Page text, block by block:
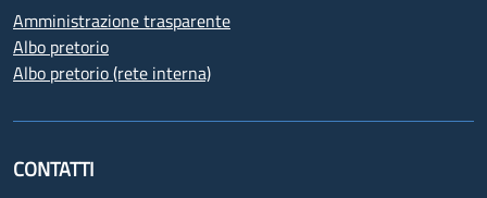
Amministrazione trasparente
Albo pretorio
Albo pretorio (rete interna)
CONTATTI